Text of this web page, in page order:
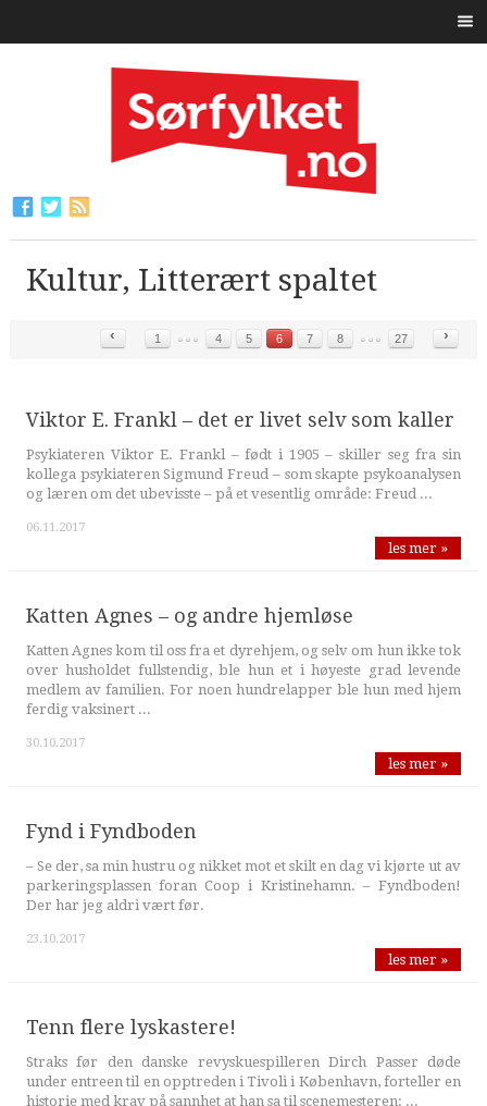
Kultur, Litterært spaltet
‹ 1 4 5 6 7 8 27 ›
Viktor E. Frankl – det er livet selv som kaller
Psykiateren Viktor E. Frankl – født i 1905 – skiller seg fra sin
kollega psykiateren Sigmund Freud – som skapte psykoanalysen
og læren om det ubevisste – på et vesentlig område: Freud ...
06.11.2017
les mer »
Katten Agnes – og andre hjemløse
Katten Agnes kom til oss fra et dyrehjem, og selv om hun ikke tok
over husholdet fullstendig, ble hun et i høyeste grad levende
medlem av familien. For noen hundrelapper ble hun med hjem
ferdig vaksinert ...
30.10.2017
les mer »
Fynd i Fyndboden
– Se der, sa min hustru og nikket mot et skilt en dag vi kjørte ut av
parkeringsplassen foran Coop i Kristinehamn. – Fyndboden!
Der har jeg aldri vært før.
23.10.2017
les mer »
Tenn flere lyskastere!
Straks før den danske revyskuespilleren Dirch Passer døde
under entreen til en opptreden i Tivoli i København, forteller en
historie med krav på sannhet at han sa til scenemesteren: ...